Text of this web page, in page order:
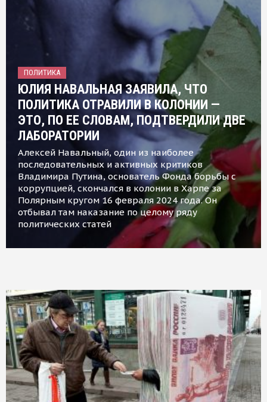
ПОЛИТИКА
ЮЛИЯ НАВАЛЬНАЯ ЗАЯВИЛА, ЧТО
ПОЛИТИКА ОТРАВИЛИ В КОЛОНИИ —
ЭТО, ПО ЕЕ СЛОВАМ, ПОДТВЕРДИЛИ ДВЕ
ЛАБОРАТОРИИ
Алексей Навальный, один из наиболее
последовательных и активных критиков
Владимира Путина, основатель Фонда борьбы с
коррупцией, скончался в колонии в Харпе за
Полярным кругом 16 февраля 2024 года. Он
отбывал там наказание по целому ряду
политических статей